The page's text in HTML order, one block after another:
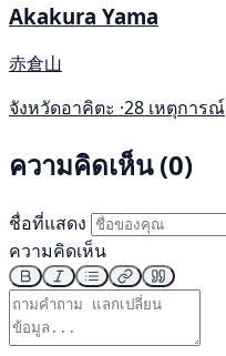
Akakura Yama
赤倉山
จังหวัดอาคิตะ ·28 เหตุการณ์
ความคิดเห็น (0)
ชื่อที่แสดง
ความคิดเห็น